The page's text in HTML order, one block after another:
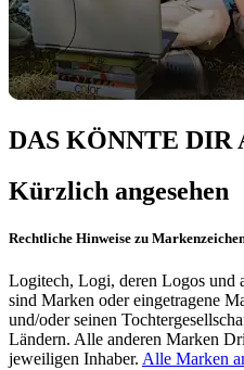
DAS KÖNNTE DIR
Kürzlich angesehen
Rechtliche Hinweise zu
Logitech, Logi, deren Logos und
sind Marken oder eingetragene
und/oder seinen
Ländern. Alle anderen Marken
jeweiligen Inhaber. Alle Marken